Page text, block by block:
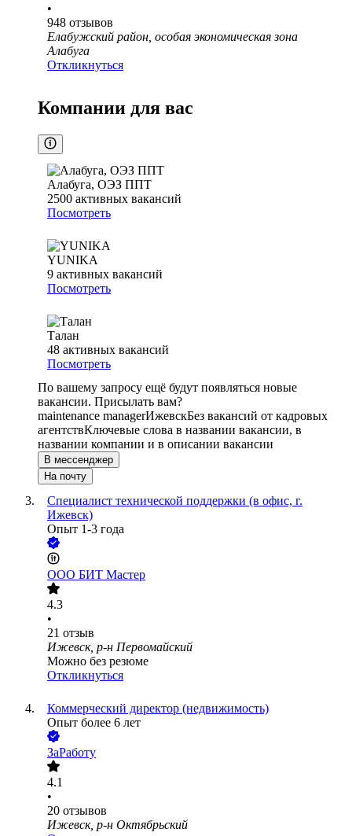
•
948 отзывов
Елабужский район, особая экономическая зона
Алабуга
Откликнуться
Компании для вас
Алабуга, ОЭЗ ППТ
2500 активных вакансий
Посмотреть
YUNIKA
9 активных вакансий
Посмотреть
Талан
48 активных вакансий
Посмотреть
По вашему запросу ещё будут появляться новые
вакансии. Присылать вам?
maintenance managerИжевскБез вакансий от кадровых
агентствКлючевые слова в названии вакансии, в
названии компании и в описании вакансии
В мессенджер
На почту
Специалист технической поддержки (в офис, г.
Ижевск)
Опыт 1-3 года
ООО БИТ Мастер
4.3
•
21 отзыв
Ижевск, р-н Первомайский
Можно без резюме
Откликнуться
Коммерческий директор (недвижимость)
Опыт более 6 лет
ЗаРаботу
4.1
•
20 отзывов
Ижевск, р-н Октябрьский